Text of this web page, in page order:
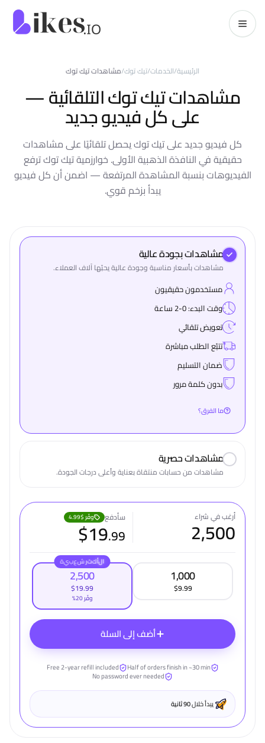
تخطّي إلى المحتوى
الرئيسية/الخدمات/تيك توك/مشاهدات تيك توك
مشاهدات تيك توك التلقائية —
على كل فيديو جديد
كل فيديو جديد على تيك توك يحصل تلقائيًا على مشاهدات
حقيقية في النافذة الذهبية الأولى. خوارزمية تيك توك ترفع
الفيديوهات بنسبة المشاهدة المرتفعة — اضمن أن كل فيديو
يبدأ بزخم قوي.
مشاهدات بجودة عالية
مشاهدات بأسعار مناسبة وجودة عالية يحبّها آلاف العملاء.
مستخدمون حقيقيون
وقت البدء: 0-2 ساعة
تعويض تلقائي
تتبّع الطلب مباشرة
ضمان التسليم
بدون كلمة مرور
ما الفرق؟
مشاهدات حصرية
مشاهدات من حسابات منتقاة بعناية وأعلى درجات الجودة.
أرغب في شراء
2,500 سأدفع وفّر$4.99
$19.99
1,000
$9.99
الأكثر شعبيةالأكثرشعبية
2,500
$19.99
وفّر 20%
أضف إلى السلة
Half of orders finish in ~30 min
Free 2-year refill included
No password ever needed
يبدأ خلال90 ثانية